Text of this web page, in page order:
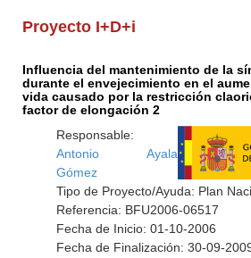
Proyecto I+D+i
Influencia del mantenimiento de la
durante el envejecimiento en el
vida causado por la restricción
factor de elongación 2
Responsable:
Antonio Ayala
Gómez
Tipo de Proyecto/Ayuda: Plan
Referencia: BFU2006-06517
Fecha de Inicio: 01-10-2006
Fecha de Finalización: 30-09-